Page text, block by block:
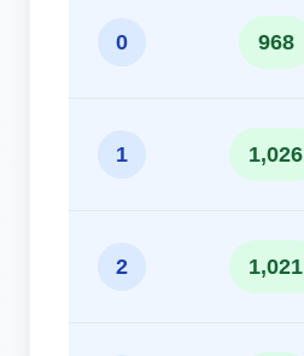
0 968
1 1,026
2 1,021